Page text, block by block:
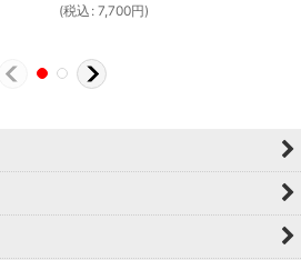
(税込 : 7,700円)